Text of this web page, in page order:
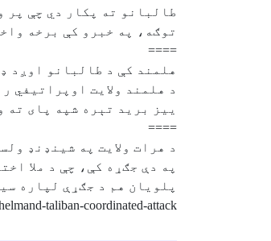
طالبانو ته پکار دي چې پر
توګه، په خبرو کې برخه
====
هلمند کې د طالبانو اوږد
د هلمند ولایت اوپراتیفي
ییز برید تېره شپه پای ته
====
د هرات ولایت په شینډنډ ولسوالي کې د طالبانو د
په دې جګړه کې، چې د ملا
پلویان هم د جګړې لپاره
taliban-coordinated-attack